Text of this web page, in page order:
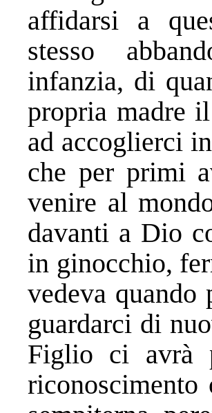
affidarsi a
stesso
infanzia, di
propria madre
ad accoglierci
che per primi
venire al
davanti a Dio
in ginocchio,
vedeva
guardarci di
Figlio ci avrà